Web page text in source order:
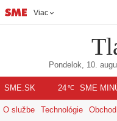
Viac
Pondelok, 10.
SME.SK 24℃ SME
O službe Technológie Obchod